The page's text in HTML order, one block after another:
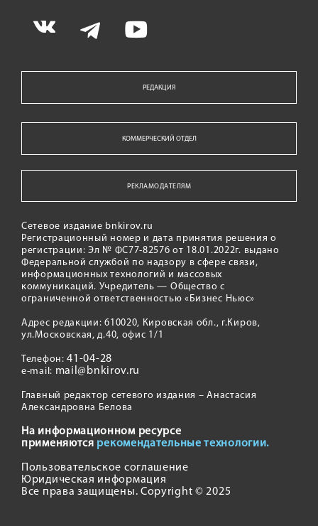
РЕДАКЦИЯ
КОММЕРЧЕСКИЙ ОТДЕЛ
РЕКЛАМОДАТЕЛЯМ
Сетевое издание bnkirov.ru
Регистрационный номер и дата принятия решения о
регистрации: Эл № ФС77-82576 от 18.01.2022г. выдано
Федеральной службой по надзору в сфере связи,
информационных технологий и массовых
коммуникаций. Учредитель — Общество с
ограниченной ответственностью «Бизнес Ньюс»
Адрес редакции: 610020, Кировская обл., г.Киров,
ул.Московская, д.40, офис 1/1
Телефон:41-04-28
e-mail: mail@bnkirov.ru
Главный редактор сетевого издания – Анастасия
Александровна Белова
На информационном ресурсе
применяются рекомендательные технологии.
Пользовательское соглашение
Юридическая информация
Все права защищены. Copyright © 2025